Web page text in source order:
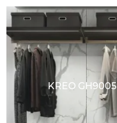
KREO